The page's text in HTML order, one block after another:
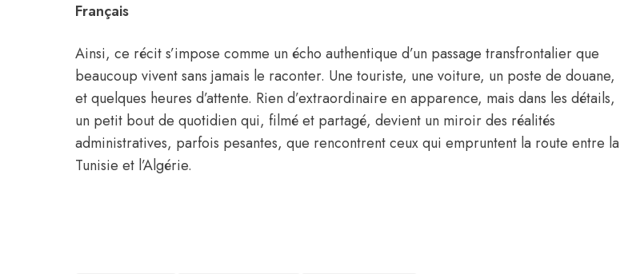
Français
Ainsi, ce récit s’impose comme un écho authentique d’un passage transfrontalier que
beaucoup vivent sans jamais le raconter. Une touriste, une voiture, un poste de douane,
et quelques heures d’attente. Rien d’extraordinaire en apparence, mais dans les détails,
un petit bout de quotidien qui, filmé et partagé, devient un miroir des réalités
administratives, parfois pesantes, que rencontrent ceux qui empruntent la route entre la
Tunisie et l’Algérie.